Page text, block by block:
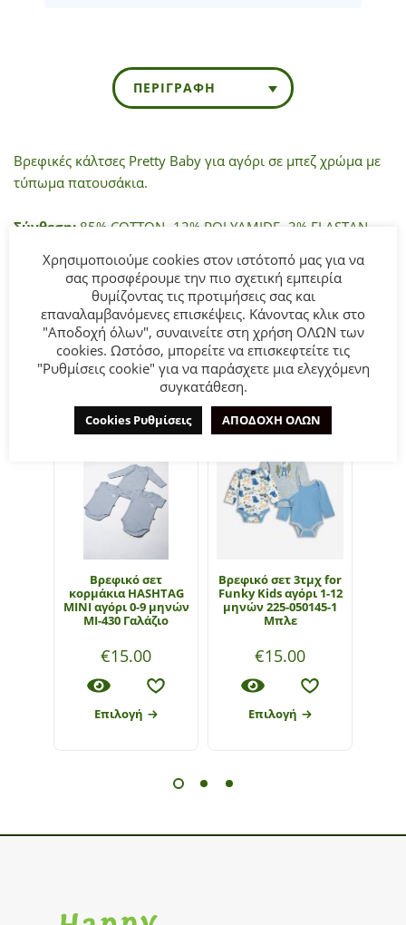
ΠΕΡΙΓΡΑΦΉ
Βρεφικές κάλτσες Pretty Baby για αγόρι σε μπεζ χρώμα με
τύπωμα πατουσάκια.
Σύνθεση: 85% COTTON- 12% POLYAMIDE- 3% ELASTAN.
ΣΥΜΒΟΥΛΕΣ
Πλένεται στο πλυντήριο στους 30°C.
ΣΧΕΤΙΚΆ ΠΡΟΪΌΝΤΑ
Βρεφικό σετ
κορμάκια HASHTAG
MINI αγόρι 0-9 μηνών
MI-430 Γαλάζιο
€15.00
Επιλογή
Βρεφικό σετ 3τμχ for
Funky Kids αγόρι 1-12
μηνών 225-050145-1
Μπλε
€15.00
Επιλογή
Χρησιμοποιούμε cookies στον ιστότοπό μας για να
σας προσφέρουμε την πιο σχετική εμπειρία
θυμίζοντας τις προτιμήσεις σας και
επαναλαμβανόμενες επισκέψεις. Κάνοντας κλικ στο
"Αποδοχή όλων", συναινείτε στη χρήση ΟΛΩΝ των
cookies. Ωστόσο, μπορείτε να επισκεφτείτε τις
"Ρυθμίσεις cookie" για να παράσχετε μια ελεγχόμενη
συγκατάθεση.
Cookies Ρυθμίσεις ΑΠΟΔΟΧΗ ΟΛΩΝ